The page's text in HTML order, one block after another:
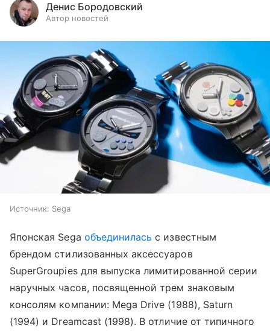
Денис Бородовский
Автор новостей
Источник: Sega
Японская Sega объединилась с известным
брендом стилизованных аксессуаров
SuperGroupies для выпуска лимитированной серии
наручных часов, посвященной трем знаковым
консолям компании: Mega Drive (1988), Saturn
(1994) и Dreamcast (1998). В отличие от типичного